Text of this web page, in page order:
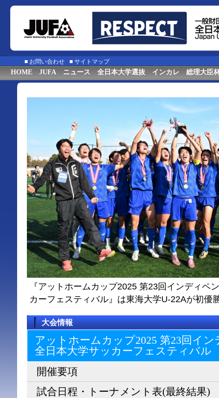
■ お問い合わせ ■ サイトマップ
HOME JUFA ニュース 全日本大学選抜 インカレ 総理大臣
『アットホームカップ2025 第23回インディペ
カーフェスティバル』は東海大学U-22Aが初優
大会情報
アットホームカップ2025 第23回イ
全日本大学サッカーフェスティバル
開催要項
試合日程・トーナメント表(最終結果)